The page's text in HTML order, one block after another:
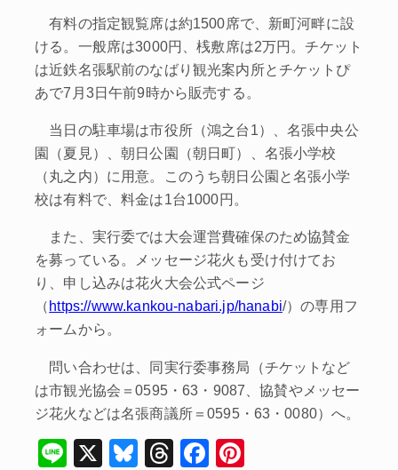
有料の指定観覧席は約1500席で、新町河畔に設
ける。一般席は3000円、桟敷席は2万円。チケット
は近鉄名張駅前のなばり観光案内所とチケットぴ
あで7月3日午前9時から販売する。
当日の駐車場は市役所（鴻之台1）、名張中央公
園（夏見）、朝日公園（朝日町）、名張小学校
（丸之内）に用意。このうち朝日公園と名張小学
校は有料で、料金は1台1000円。
また、実行委では大会運営費確保のため協賛金
を募っている。メッセージ花火も受け付けてお
り、申し込みは花火大会公式ページ
（ https://www.kankou-nabari.jp/hanabi/）の専用フ
ォームから。
問い合わせは、同実行委事務局（チケットなど
は市観光協会＝0595・63・9087、協賛やメッセー
ジ花火などは名張商議所＝0595・63・0080）へ。
Li
X
Bl
T
F